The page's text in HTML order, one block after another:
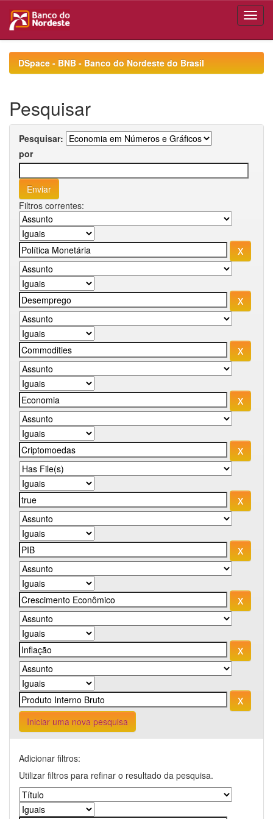
navigationDSpace - BNB - Banco do Nordeste do Brasil
Pesquisar
Pesquisar:
por
Filtros correntes:
Iniciar uma nova pesquisa
Adicionar filtros:
Utilizar filtros para refinar o resultado da pesquisa.